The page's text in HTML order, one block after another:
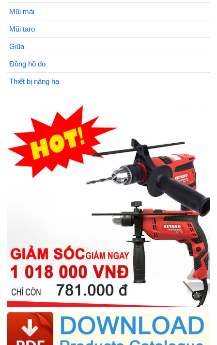
Mũi mài
Mũi taro
Giũa
Đồng hồ đo
Thiết bị nâng hạ